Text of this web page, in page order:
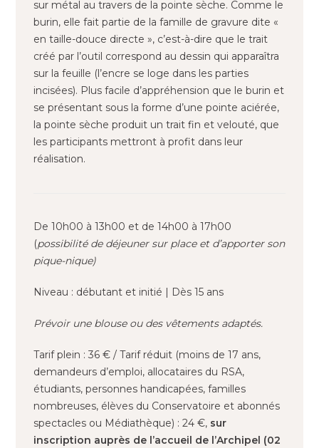
sur métal au travers de la pointe sèche. Comme le
burin, elle fait partie de la famille de gravure dite «
en taille-douce directe », c’est-à-dire que le trait
créé par l’outil correspond au dessin qui apparaîtra
sur la feuille (l’encre se loge dans les parties
incisées). Plus facile d’appréhension que le burin et
se présentant sous la forme d’une pointe aciérée,
la pointe sèche produit un trait fin et velouté, que
les participants mettront à profit dans leur
réalisation.
De 10h00 à 13h00 et de 14h00 à 17h00
(possibilité de déjeuner sur place et d’apporter son
pique-nique)
Niveau : débutant et initié | Dès 15 ans
Prévoir une blouse ou des vêtements adaptés.
Tarif plein : 36 € / Tarif réduit (moins de 17 ans,
demandeurs d’emploi, allocataires du RSA,
étudiants, personnes handicapées, familles
nombreuses, élèves du Conservatoire et abonnés
spectacles ou Médiathèque) : 24 €, sur
inscription auprès de l’accueil de l’Archipel (02